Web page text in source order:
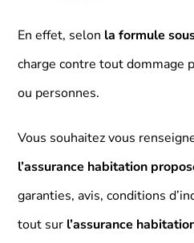
En effet, selon la formule
charge contre tout dommage
ou personnes.
Vous souhaitez vous
l’assurance habitation
garanties, avis, conditions
tout sur l’assurance